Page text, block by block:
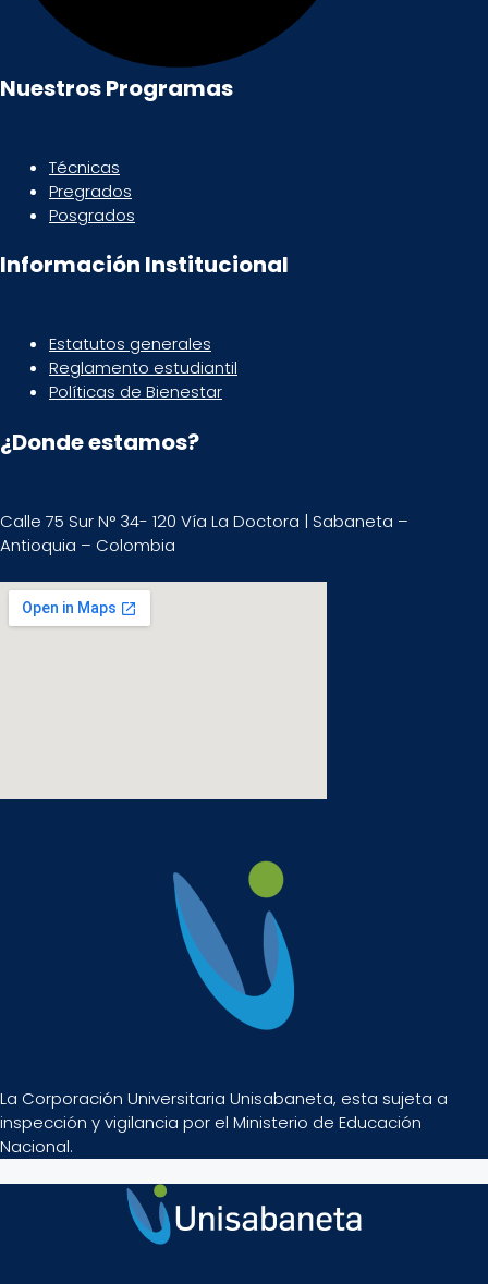
Nuestros Programas
Técnicas
Pregrados
Posgrados
Información Institucional
Estatutos generales
Reglamento estudiantil
Políticas de Bienestar
¿Donde estamos?
Calle 75 Sur N° 34- 120 Vía La Doctora | Sabaneta –
Antioquia – Colombia
La Corporación Universitaria Unisabaneta, esta sujeta a
inspección y vigilancia por el Ministerio de Educación
Nacional.